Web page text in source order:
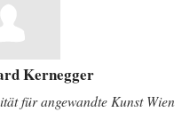
Kernegger
für angewandte Kunst Wien